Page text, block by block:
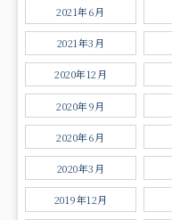
2021年6月
2021年3月
2020年12月
2020年9月
2020年6月
2020年3月
2019年12月